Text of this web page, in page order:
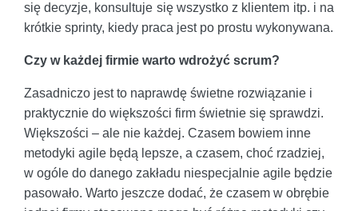
się decyzje, konsultuje się wszystko z klientem itp. i na
krótkie sprinty, kiedy praca jest po prostu wykonywana.
Czy w każdej firmie warto wdrożyć scrum?
Zasadniczo jest to naprawdę świetne rozwiązanie i
praktycznie do większości firm świetnie się sprawdzi.
Większości – ale nie każdej. Czasem bowiem inne
metodyki agile będą lepsze, a czasem, choć rzadziej,
w ogóle do danego zakładu niespecjalnie agile będzie
pasowało. Warto jeszcze dodać, że czasem w obrębie